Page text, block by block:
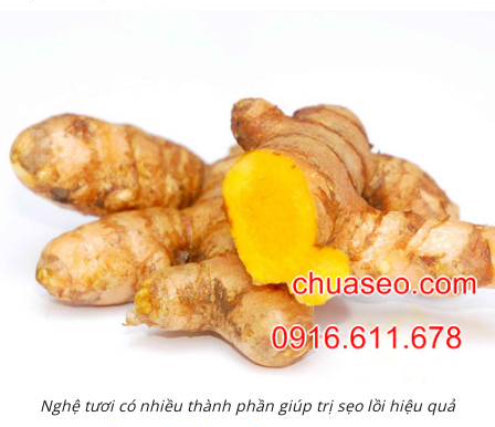
Nghệ tươi có nhiều thành phần giúp trị sẹo lồi hiệu quả